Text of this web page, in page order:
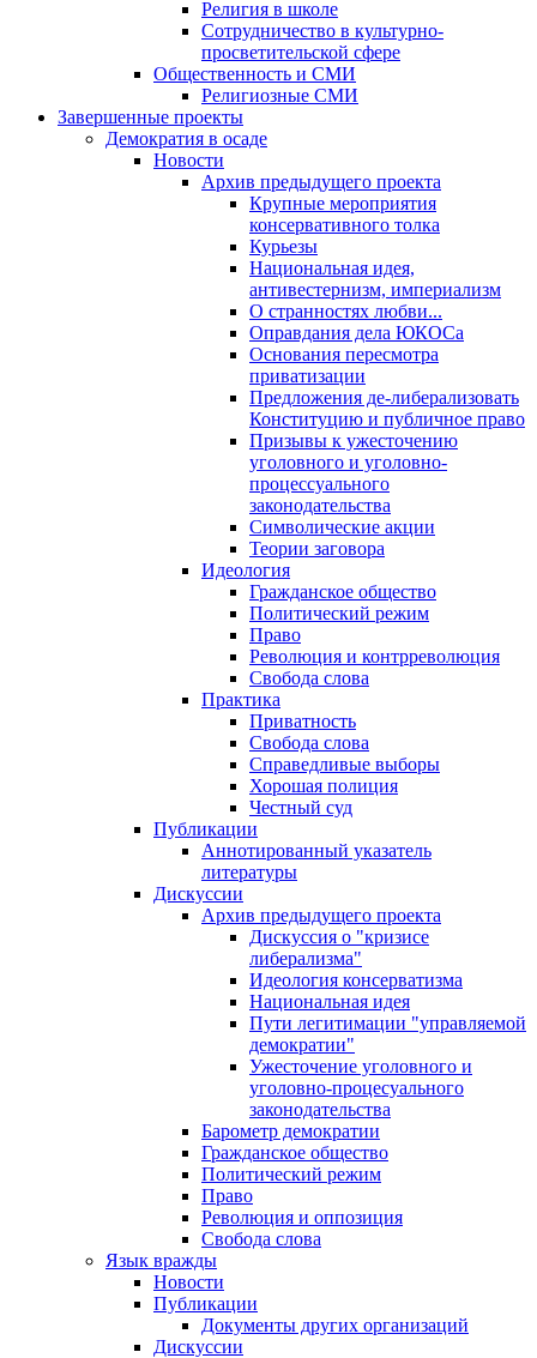
Религия в школе
Сотрудничество в культурно-
просветительской сфере
Общественность и СМИ
Религиозные СМИ
Завершенные проекты
Демократия в осаде
Новости
Архив предыдущего проекта
Крупные мероприятия
консервативного толка
Курьезы
Национальная идея,
антивестернизм, империализм
О странностях любви...
Оправдания дела ЮКОСа
Основания пересмотра
приватизации
Предложения де-либерализовать
Конституцию и публичное право
Призывы к ужесточению
уголовного и уголовно-
процессуального
законодательства
Символические акции
Теории заговора
Идеология
Гражданское общество
Политический режим
Право
Революция и контрреволюция
Свобода слова
Практика
Приватность
Свобода слова
Справедливые выборы
Хорошая полиция
Честный суд
Публикации
Аннотированный указатель
литературы
Дискуссии
Архив предыдущего проекта
Дискуссия о "кризисе
либерализма"
Идеология консерватизма
Национальная идея
Пути легитимации "управляемой
демократии"
Ужесточение уголовного и
уголовно-процесуального
законодательства
Барометр демократии
Гражданское общество
Политический режим
Право
Революция и оппозиция
Свобода слова
Язык вражды
Новости
Публикации
Документы других организаций
Дискуссии